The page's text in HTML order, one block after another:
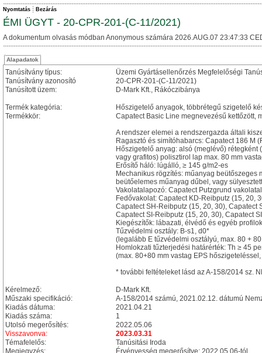
Nyomtatás Bezárás
ÉMI ÜGYT - 20-CPR-201-(C-11/2021)
A dokumentum olvasás módban Anonymous számára 2026.AUG.07 23:47:33
Alapadatok
Tanúsítvány típus:
Üzemi Gyártásellenőrzés Megfelelőségi
Tanúsítvány azonosító
20-CPR-201-(C-11/2021)
Tanúsított üzem:
D-Mark Kft., Rákóczibánya
Termék kategória:
Hőszigetelő anyagok, többrétegű szigetelő
Termékkör:
Capatect Basic Line megnevezésű kettőzött,
A rendszer elemei a rendszergazda általi
Ragasztó és simítóhabarcs: Capatect 186 M
Hőszigetelő anyag: alsó (meglévő)
vagy grafitos) polisztirol lap max. 80 mm
Erősítő háló: lúgálló, ≥ 145 g/m2-es
Mechanikus rögzítés: műanyag
beütőelemes műanyag dűbel, vagy
Vakolatalapozó: Capatect Putzgrund
Fedővakolat: Capatect KD-Reibputz (15, 20,
Capatect SH-Reibputz (15, 20, 30), Capatect
Capatect SI-Reibputz (15, 20, 30), Capatect
Kiegészítők: lábazati, élvédő és egyéb profilok
Tűzvédelmi osztály: B-s1, d0*
(legalább E tűzvédelmi osztályú, max. 80 +
Homlokzati tűzterjedési határérték: Th ≥ 45
(max. 80+80 mm vastag EPS
* további feltételeket lásd az A-158/2014 sz.
Kérelmező:
D-Mark Kft.
Műszaki specifikáció:
A-158/2014 számú, 2021.02.12. dátumú
Kiadás dátuma:
2021.04.21
Kiadás száma:
1
Utolsó megerősítés:
2022.05.06
Visszavonva:
2023.03.31
Témafelelős:
Tanúsitási Iroda
Megjegyzés:
Érvényesség megerősítve: 2022.05.06-tól